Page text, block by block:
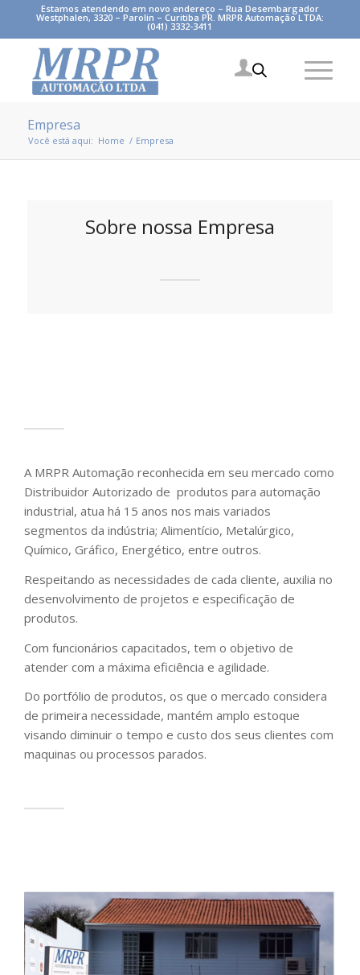
Estamos atendendo em novo endereço – Rua Desembargador
Westphalen, 3320 – Parolin – Curitiba PR. MRPR Automação LTDA:
(041) 3332-3411
Empresa
Você está aqui: Home / Empresa
Sobre nossa Empresa
A MRPR Automação reconhecida em seu mercado como
Distribuidor Autorizado de produtos para automação
industrial, atua há 15 anos nos mais variados
segmentos da indústria; Alimentício, Metalúrgico,
Químico, Gráfico, Energético, entre outros.
Respeitando as necessidades de cada cliente, auxilia no
desenvolvimento de projetos e especificação de
produtos.
Com funcionários capacitados, tem o objetivo de
atender com a máxima eficiência e agilidade.
Do portfólio de produtos, os que o mercado considera
de primeira necessidade, mantém amplo estoque
visando diminuir o tempo e custo dos seus clientes com
maquinas ou processos parados.